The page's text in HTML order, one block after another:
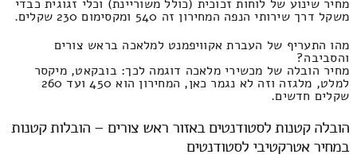
מחיר שינוע של לוחות זכוכית (כולל משוריינת) וכלי זגוגית כבדי
משקל דרך שירותי הנפה המחירון זה 540 ומקסימום 230 שקלים.
מהו התעריף של העברת אקוויפמנט למלאכה בראש צורים
והסביבה?
מחיר הובלה של מכשירי מלאכה דוגמה לכך: בובקאט, מיקסר
למלט, מלגזה וזה לא נגמר כאן, המחירון הוא 450 ועד 260
שקלים חדשים.
הובלה קטנות לסטודנטים באזור ראש צורים – הובלות קטנות
במחיר אטרקטיבי לסטודנטים